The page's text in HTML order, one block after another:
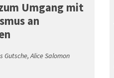
Umgang mit
an
Gutsche, Alice Salomon